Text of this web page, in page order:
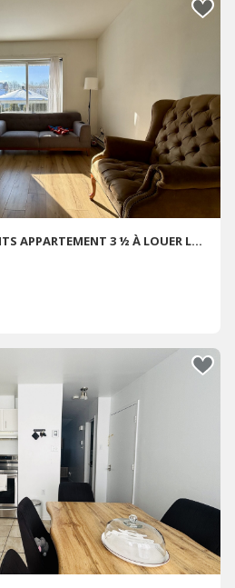
L'ENTENTE APPARTEMENTS APPARTEMENT 3 ½ À LOUER LÉVIS JUILLET 2026